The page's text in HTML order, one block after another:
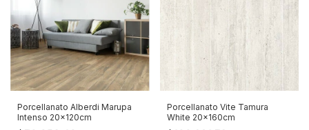
Porcellanato Alberdi Marupa
Intenso 20x120cm
Porcellanato Vite Tamura
White 20x160cm